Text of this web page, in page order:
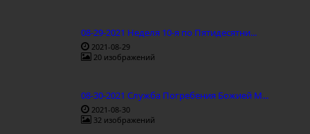
08-29-2021 Неделя 10-я по Пятидесятни...
2021-08-29
20 изображений
08-30-2021 Служба Погребения Божией М...
2021-08-30
32 изображений